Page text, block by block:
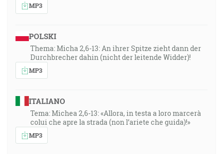
MP3
POLSKI
Thema: Micha 2,6-13: An ihrer Spitze zieht dann der
Durchbrecher dahin (nicht der leitende Widder)!
MP3
ITALIANO
Tema: Michea 2,6-13: «Allora, in testa a loro marcerà
colui che apre la strada (non l’ariete che guida)!»
MP3